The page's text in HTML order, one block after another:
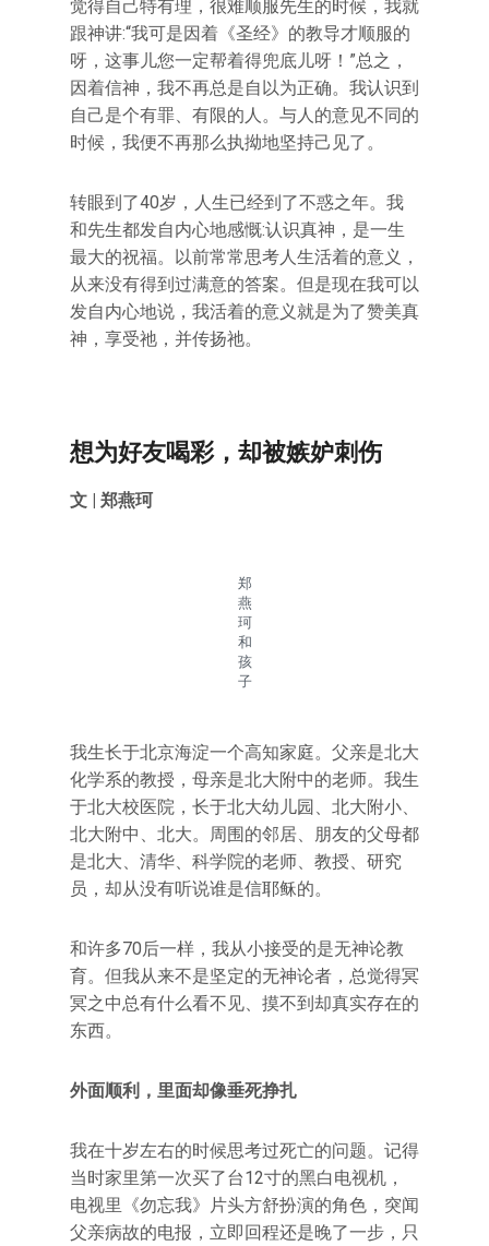
觉得自己特有理，很难顺服先生的时候，我就
跟神讲:“我可是因着《圣经》的教导才顺服的
呀，这事儿您一定帮着得兜底儿呀！”总之，
因着信神，我不再总是自以为正确。我认识到
自己是个有罪、有限的人。与人的意见不同的
时候，我便不再那么执拗地坚持己见了。
转眼到了40岁，人生已经到了不惑之年。我
和先生都发自内心地感慨:认识真神，是一生
最大的祝福。以前常常思考人生活着的意义，
从来没有得到过满意的答案。但是现在我可以
发自内心地说，我活着的意义就是为了赞美真
神，享受祂，并传扬祂。
想为好友喝彩，却被嫉妒刺伤
文 | 郑燕珂
郑
燕
珂
和
孩
子
我生长于北京海淀一个高知家庭。父亲是北大
化学系的教授，母亲是北大附中的老师。我生
于北大校医院，长于北大幼儿园、北大附小、
北大附中、北大。周围的邻居、朋友的父母都
是北大、清华、科学院的老师、教授、研究
员，却从没有听说谁是信耶稣的。
和许多70后一样，我从小接受的是无神论教
育。但我从来不是坚定的无神论者，总觉得冥
冥之中总有什么看不见、摸不到却真实存在的
东西。
外面顺利，里面却像垂死挣扎
我在十岁左右的时候思考过死亡的问题。记得
当时家里第一次买了台12寸的黑白电视机，
电视里《勿忘我》片头方舒扮演的角色，突闻
父亲病故的电报，立即回程还是晚了一步，只